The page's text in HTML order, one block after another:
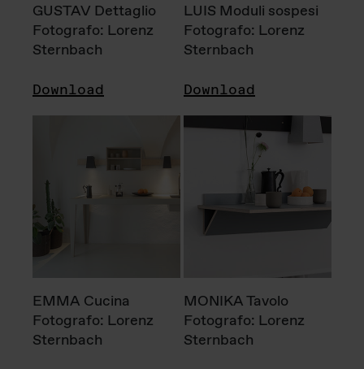
GUSTAV Dettaglio
Fotografo: Lorenz
Sternbach
Download
LUIS Moduli sospesi
Fotografo: Lorenz
Sternbach
Download
EMMA Cucina
Fotografo: Lorenz
Sternbach
MONIKA Tavolo
Fotografo: Lorenz
Sternbach